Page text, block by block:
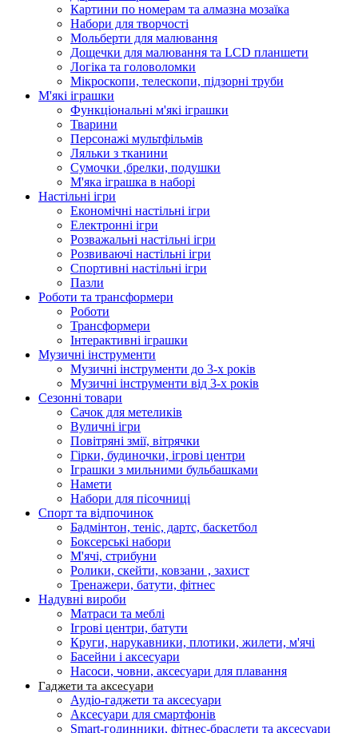
Картини по номерам та алмазна мозаїка
Набори для творчості
Мольберти для малювання
Дощечки для малювання та LCD планшети
Логіка та головоломки
Мікроскопи, телескопи, підзорні труби
М'які іграшки
Функціональні м'які іграшки
Тварини
Персонажі мультфільмів
Ляльки з тканини
Сумочки ,брелки, подушки
М'яка іграшка в наборі
Настільні ігри
Економічні настільні ігри
Електронні ігри
Розважальні настільні ігри
Розвиваючі настільні ігри
Спортивні настільні ігри
Пазли
Роботи та трансформери
Роботи
Трансформери
Інтерактивні іграшки
Музичні інструменти
Музичні інструменти до 3-х років
Музичні інструменти від 3-х років
Сезонні товари
Сачок для метеликів
Вуличні ігри
Повітряні змії, вітрячки
Гірки, будиночки, ігрові центри
Іграшки з мильними бульбашками
Намети
Набори для пісочниці
Спорт та відпочинок
Бадмінтон, теніс, дартс, баскетбол
Боксерські набори
М'ячі, стрибуни
Ролики, скейти, ковзани , захист
Тренажери, батути, фітнес
Надувні вироби
Матраси та меблі
Ігрові центри, батути
Круги, нарукавники, плотики, жилети, м'ячі
Басейни і аксесуари
Насоси, човни, аксесуари для плавання
Гаджети та аксесуари
Аудіо-гаджети та аксесуари
Аксесуари для смартфонів
Smart-годинники, фітнес-браслети та аксесуари